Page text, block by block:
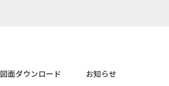
図面ダウンロード お知らせ